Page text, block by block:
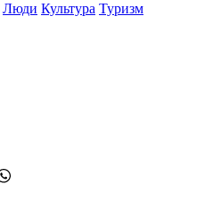
Люди Культура Туризм